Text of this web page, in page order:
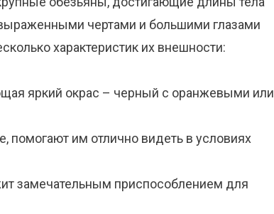
чертами и большими глазами
характеристик их внешности:
яркий окрас – черный с оранжевыми или
помогают им отлично видеть в условиях
замечательным приспособлением для